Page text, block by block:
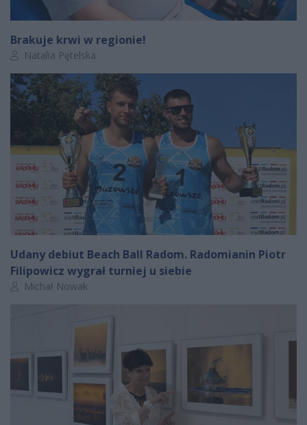
Brakuje krwi w regionie!
Autor artykułu:
Natalia Pętelska
Udany debiut Beach Ball Radom. Radomianin Piotr
Filipowicz wygrał turniej u siebie
Autor artykułu:
Michał Nowak